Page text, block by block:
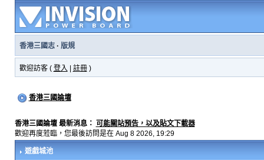
香港三國志· 版規
歡迎訪客 ( 登入 註冊)
香港三國論壇
香港三國論壇 最新消息： 可能關站預告，以及貼文下載器
歡迎再度蒞臨，您最後訪問是在 Aug 8 2026, 19:29
遊戲城池